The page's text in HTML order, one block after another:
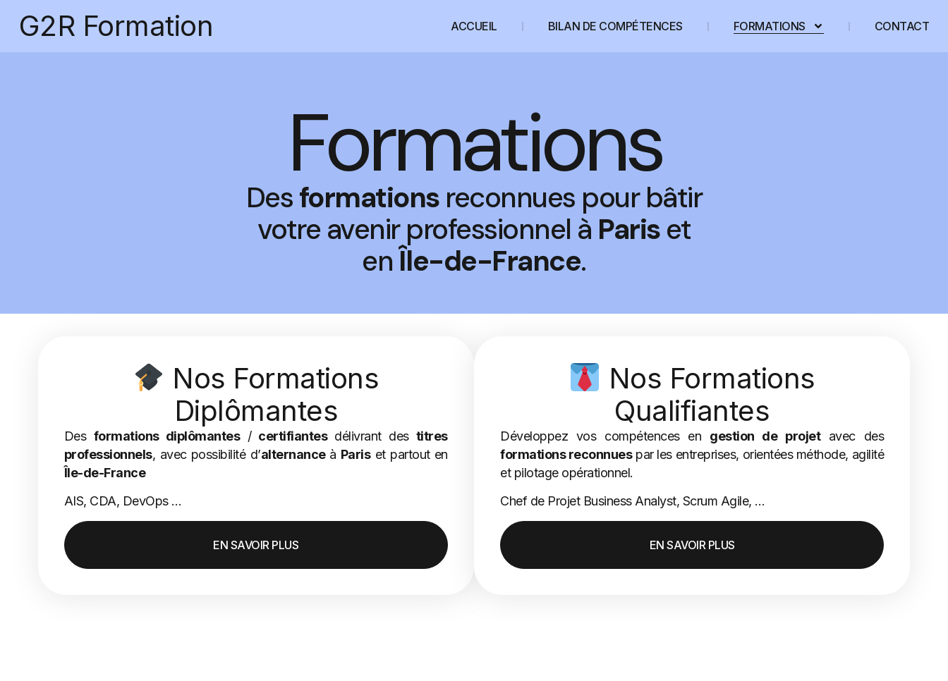
G2R Formation ACCUEIL BILAN DE COMPÉTENCES FORMATIONS CONTACT
Formations
Desformationsreconnues pour bâtir
votre avenir professionnel à Pariset
enÎle-de-France.
Nos Formations
Diplômantes
Des formations diplômantes/ certifiantesdélivrant des titres
professionnels, avec possibilité d’alternance à Pariset partout en
Île-de-France
AIS, CDA, DevOps …
EN SAVOIR PLUS
Nos Formations
Qualifiantes
Développez vos compétences en gestion de projetavec des
formations reconnuespar les entreprises, orientées méthode, agilité
et pilotage opérationnel.
Chef de Projet Business Analyst, Scrum Agile, …
EN SAVOIR PLUS